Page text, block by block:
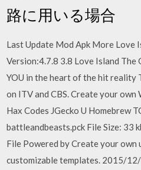
路に用いる場合
Last Update Mod Apk More Love
Version:4.7.8 3.8 Love Island The
YOU in the heart of the hit reality
on ITV and CBS. Create your own
Hax Codes JGecko U Homebrew
battleandbeasts.pck File Size: 33
File Powered by Create your own
customizable templates. 2015/